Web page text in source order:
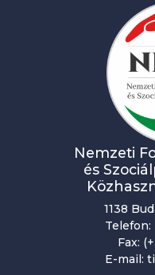
Nemzeti
és
1138
Telefon:
Fax:
E-mail: